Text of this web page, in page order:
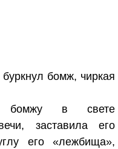
бомж, чиркая
бомжу в свете
заставила его
его «лежбища»,